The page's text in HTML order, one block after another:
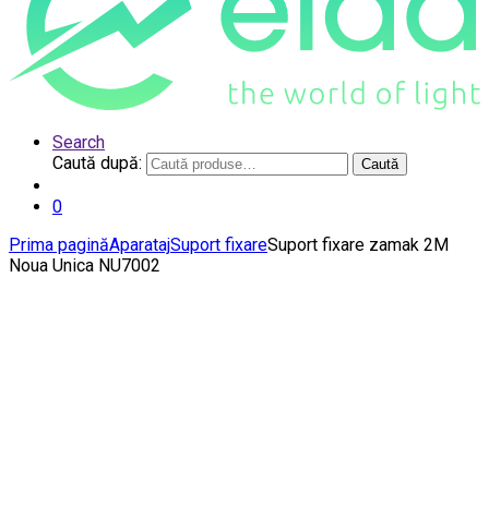
Search
Caută după:
Caută
0
Prima paginăAparatajSuport fixareSuport fixare zamak 2M
Noua Unica NU7002